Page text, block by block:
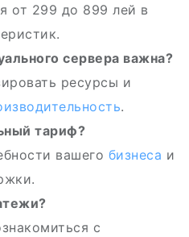
от 299 до 899 лей в
сервера важна?
ресурсы и
.
тариф?
вашего бизнеса и
с